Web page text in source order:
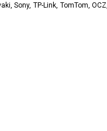
Sony, TP-Link, TomTom,